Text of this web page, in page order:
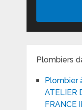
Plombiers
Plombier
ATELIER
FRANCE